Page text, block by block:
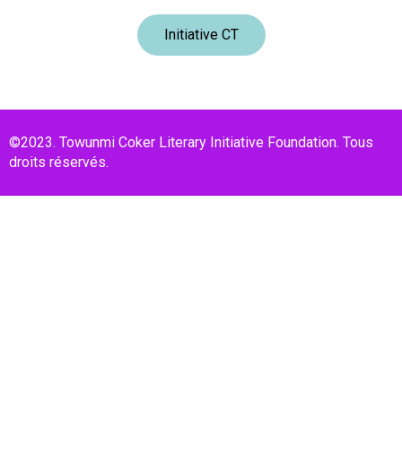
Initiative CT
©2023. Towunmi Coker Literary Initiative Foundation. Tous
droits réservés.